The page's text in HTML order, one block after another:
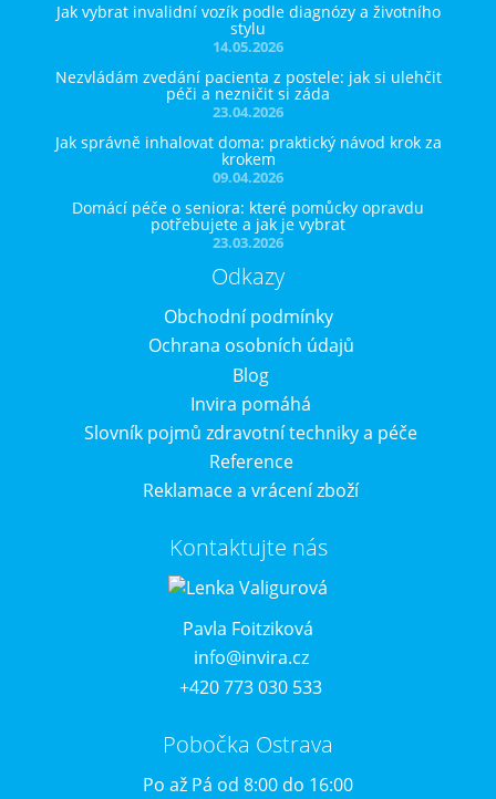
14.05.2026
Jak vybrat invalidní vozík podle diagnózy a životního
stylu
23.04.2026
Nezvládám zvedání pacienta z postele: jak si ulehčit
péči a nezničit si záda
09.04.2026
Jak správně inhalovat doma: praktický návod krok za
krokem
23.03.2026
Domácí péče o seniora: které pomůcky opravdu
potřebujete a jak je vybrat
Odkazy
Obchodní podmínky
Ochrana osobních údajů
Blog
Invira pomáhá
Slovník pojmů zdravotní techniky a péče
Reference
Reklamace a vrácení zboží
Kontaktujte nás
Pavla Foitziková
info@invira.cz
+420 773 030 533
Pobočka Ostrava
Po až Pá od 8:00 do 16:00